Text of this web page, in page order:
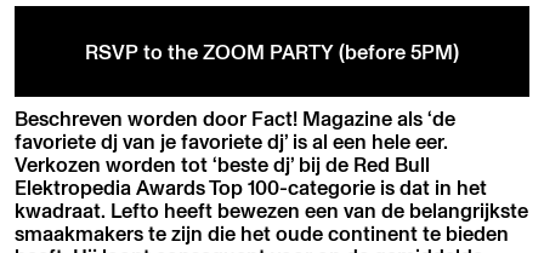
RSVP to the ZOOM PARTY (before 5PM)
Beschreven worden door Fact! Magazine als ‘de
favoriete dj van je favoriete dj’ is al een hele eer.
Verkozen worden tot ‘beste dj’ bij de Red Bull
Elektropedia Awards Top 100-categorie is dat in het
kwadraat. Lefto heeft bewezen een van de belangrijkste
smaakmakers te zijn die het oude continent te bieden